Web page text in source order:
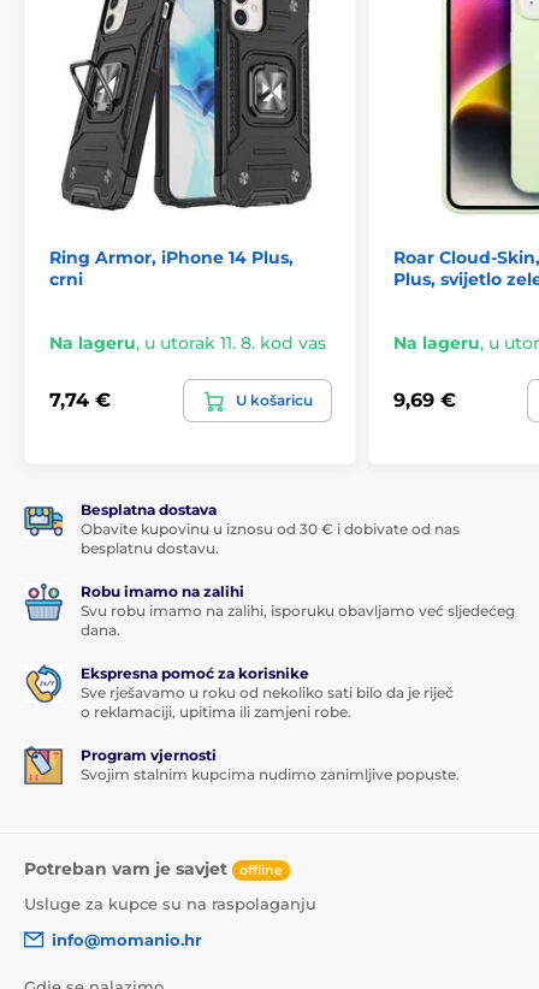
Ring Armor, iPhone 14 Plus,
crni
Na lageru, u utorak 11. 8. kod vas
7,74 € U košaricu
Roar Cloud-
Plus, svijetlo
Na lageru, u
9,69 €
Besplatna dostava
Obavite kupovinu u iznosu od 30 € i dobivate od nas
besplatnu dostavu.
Robu imamo na zalihi
Svu robu imamo na zalihi, isporuku obavljamo već sljedećeg
dana.
Ekspresna pomoć za korisnike
Sve rješavamo u roku od nekoliko sati bilo da je riječ
o reklamaciji, upitima ili zamjeni robe.
Program vjernosti
Svojim stalnim kupcima nudimo zanimljive popuste.
Potreban vam je savjet offline
Usluge za kupce su na raspolaganju
info@momanio.hr